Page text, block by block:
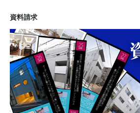
資料請求